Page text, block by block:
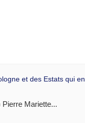
et des Estats qui en
Mariette...